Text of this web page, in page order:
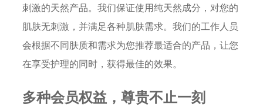
刺激的天然产品。我们保证使用纯天然成分，对您的
肌肤无刺激，并满足各种肌肤需求。我们的工作人员
会根据不同肤质和需求为您推荐最适合的产品，让您
在享受护理的同时，获得最佳的效果。
多种会员权益，尊贵不止一刻